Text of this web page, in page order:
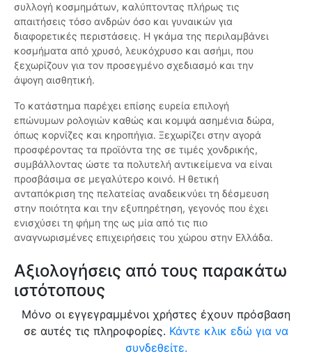
συλλογή κοσμημάτων, καλύπτοντας πλήρως τις
απαιτήσεις τόσο ανδρών όσο και γυναικών για
διαφορετικές περιστάσεις. Η γκάμα της περιλαμβάνει
κοσμήματα από χρυσό, λευκόχρυσο και ασήμι, που
ξεχωρίζουν για τον προσεγμένο σχεδιασμό και την
άψογη αισθητική.
Το κατάστημα παρέχει επίσης ευρεία επιλογή
επώνυμων ρολογιών καθώς και κομψά ασημένια δώρα,
όπως κορνίζες και κηροπήγια. Ξεχωρίζει στην αγορά
προσφέροντας τα προϊόντα της σε τιμές χονδρικής,
συμβάλλοντας ώστε τα πολυτελή αντικείμενα να είναι
προσβάσιμα σε μεγαλύτερο κοινό. Η θετική
ανταπόκριση της πελατείας αναδεικνύει τη δέσμευση
στην ποιότητα και την εξυπηρέτηση, γεγονός που έχει
ενισχύσει τη φήμη της ως μία από τις πιο
αναγνωρισμένες επιχειρήσεις του χώρου στην Ελλάδα.
Αξιολογήσεις από τους παρακάτω
ιστότοπους
Μόνο οι εγγεγραμμένοι χρήστες έχουν πρόσβαση
σε αυτές τις πληροφορίες. Κάντε κλικ εδώ για να
συνδεθείτε.